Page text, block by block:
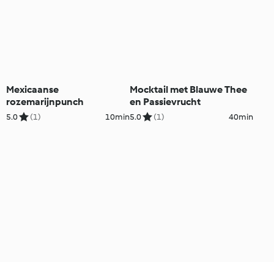
Mexicaanse
rozemarijnpunch
5.0 (1) 10min
Mocktail met Blauwe Thee
en Passievrucht
5.0 (1) 40min